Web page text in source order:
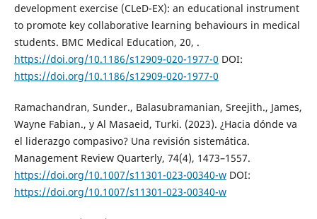
development exercise (CLeD-EX): an educational instrument
to promote key collaborative learning behaviours in medical
students. BMC Medical Education, 20, .
https://doi.org/10.1186/s12909-020-1977-0 DOI:
https://doi.org/10.1186/s12909-020-1977-0
Ramachandran, Sunder., Balasubramanian, Sreejith., James,
Wayne Fabian., y Al Masaeid, Turki. (2023). ¿Hacia dónde va
el liderazgo compasivo? Una revisión sistemática.
Management Review Quarterly, 74(4), 1473–1557.
https://doi.org/10.1007/s11301-023-00340-wDOI:
https://doi.org/10.1007/s11301-023-00340-w